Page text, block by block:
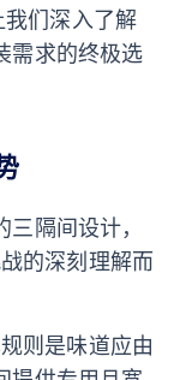
们深入了解
需求的终极选
隔间设计，
的深刻理解而
则是味道应由